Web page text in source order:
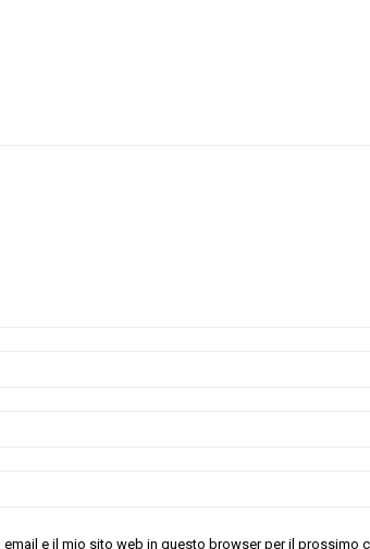
email e il mio sito web in questo browser per il prossimo